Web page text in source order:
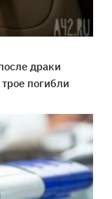
драки
погибли